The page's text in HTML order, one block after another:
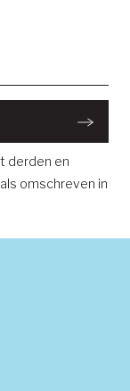
derden en
omschreven in